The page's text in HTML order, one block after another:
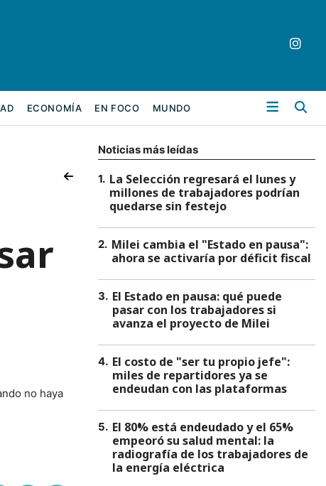
ECONOMÍA EN FOCO MUNDO
no haya
Noticias más leídas
1. La Selección regresará el lunes y
millones de trabajadores podrían
quedarse sin festejo
2. Milei cambia el "Estado en pausa":
ahora se activaría por déficit fiscal
3. El Estado en pausa: qué puede
pasar con los trabajadores si
avanza el proyecto de Milei
4. El costo de "ser tu propio jefe":
miles de repartidores ya se
endeudan con las plataformas
5. El 80% está endeudado y el 65%
empeoró su salud mental: la
radiografía de los trabajadores de
la energía eléctrica